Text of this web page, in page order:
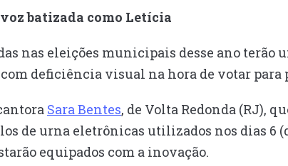
batizada como Letícia
nas eleições municipais desse ano terão
deficiência visual na hora de votar para
Sara Bentes, de Volta Redonda (RJ),
de urna eletrônicas utilizados nos dias 6
equipados com a inovação.